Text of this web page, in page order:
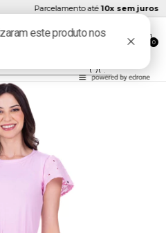
Parcelamento até10x sem juros
0